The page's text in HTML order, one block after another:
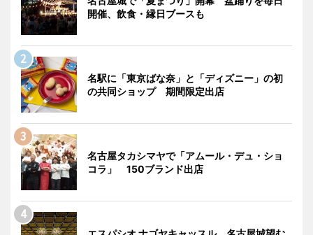
開催、飲食・縁日ブースも
名駅に「東京ばな奈」と「ディズニー」の初
の共同ショップ 期間限定出店
名古屋タカシマヤで「アムール・デュ・ショ
コラ」 150ブランド出店